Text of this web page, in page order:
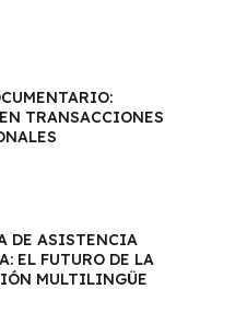
TRANSACCIONES
DE ASISTENCIA
EL FUTURO DE LA
MULTILINGÜE